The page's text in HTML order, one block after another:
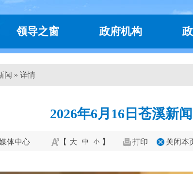
领导之窗 政府机构
闻 » 详情
2026年6月16日苍溪新闻
体中心 【 大 中 小 】 打印 关闭本